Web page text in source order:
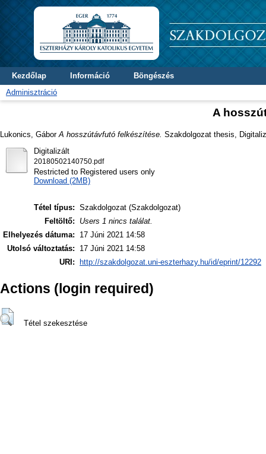
Kezdőlap Információ
Böngészés
Adminisztráció
A
Lukonics, Gábor A hosszútávfutó felkészítése. Szakdolgozat thesis,
Digitalizált
20180502140750.pdf
Restricted to Registered users only
Download (2MB)
Tétel típus: Szakdolgozat (Szakdolgozat)
Feltöltő:
Users 1 nincs találat.
Elhelyezés dátuma:
17 Júni 2021 14:58
Utolsó változtatás:
17 Júni 2021 14:58
URI:
http://szakdolgozat.uni-eszterhazy.hu/id/eprint/12292
Actions (login required)
Tétel szekesztése